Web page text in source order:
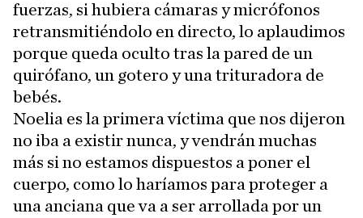
fuerzas, si hubiera cámaras y micrófonos
retransmitiéndolo en directo, lo aplaudimos
porque queda oculto tras la pared de un
quirófano, un gotero y una trituradora de
bebés.
Noelia es la primera víctima que nos dijeron
no iba a existir nunca, y vendrán muchas
más si no estamos dispuestos a poner el
cuerpo, como lo haríamos para proteger a
una anciana que va a ser arrollada por un